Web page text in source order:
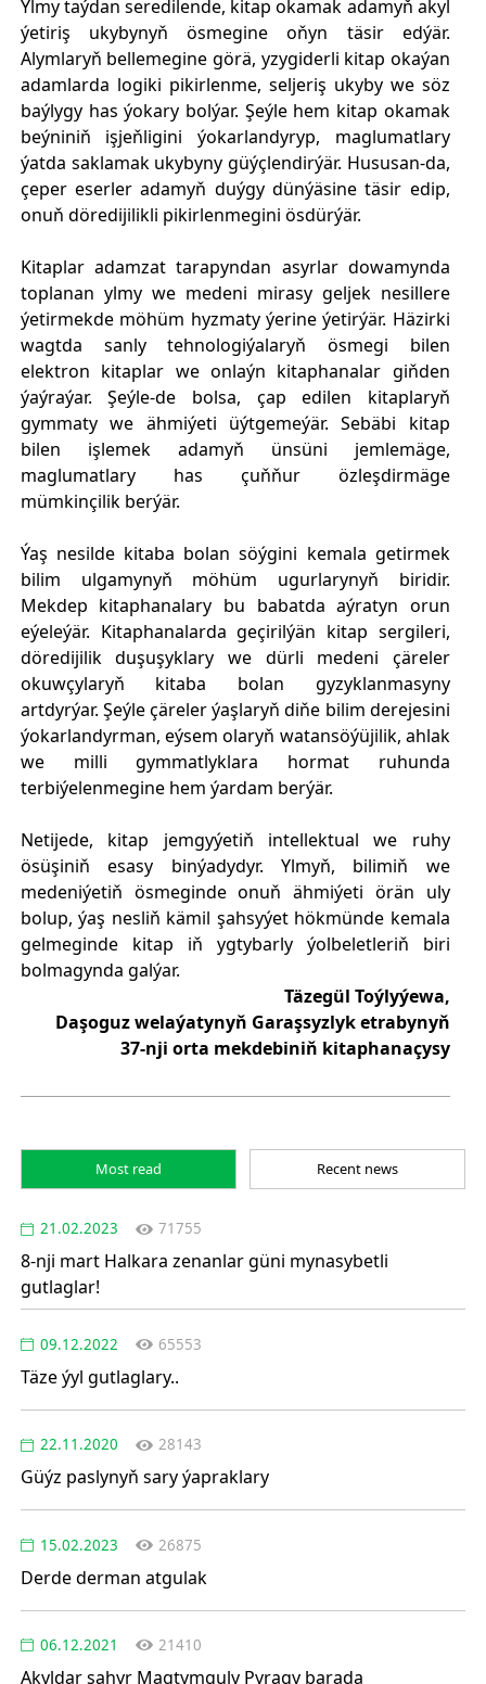
Ylmy taýdan seredilende, kitap okamak adamyň akyl
ýetiriş ukybynyň ösmegine oňyn täsir edýär.
Alymlaryň bellemegine görä, yzygiderli kitap okaýan
adamlarda logiki pikirlenme, seljeriş ukyby we söz
baýlygy has ýokary bolýar. Şeýle hem kitap okamak
beýniniň işjeňligini ýokarlandyryp, maglumatlary
ýatda saklamak ukybyny güýçlendirýär. Hususan-da,
çeper eserler adamyň duýgy dünýäsine täsir edip,
onuň döredijilikli pikirlenmegini ösdürýär.
Kitaplar adamzat tarapyndan asyrlar dowamynda
toplanan ylmy we medeni mirasy geljek nesillere
ýetirmekde möhüm hyzmaty ýerine ýetirýär. Häzirki
wagtda sanly tehnologiýalaryň ösmegi bilen
elektron kitaplar we onlaýn kitaphanalar giňden
ýaýraýar. Şeýle-de bolsa, çap edilen kitaplaryň
gymmaty we ähmiýeti üýtgemeýär. Sebäbi kitap
bilen işlemek adamyň ünsüni jemlemäge,
maglumatlary has çuňňur özleşdirmäge
mümkinçilik berýär.
Ýaş nesilde kitaba bolan söýgini kemala getirmek
bilim ulgamynyň möhüm ugurlarynyň biridir.
Mekdep kitaphanalary bu babatda aýratyn orun
eýeleýär. Kitaphanalarda geçirilýän kitap sergileri,
döredijilik duşuşyklary we dürli medeni çäreler
okuwçylaryň kitaba bolan gyzyklanmasyny
artdyrýar. Şeýle çäreler ýaşlaryň diňe bilim derejesini
ýokarlandyrman, eýsem olaryň watansöýüjilik, ahlak
we milli gymmatlyklara hormat ruhunda
terbiýelenmegine hem ýardam berýär.
Netijede, kitap jemgyýetiň intellektual we ruhy
ösüşiniň esasy binýadydyr. Ylmyň, bilimiň we
medeniýetiň ösmeginde onuň ähmiýeti örän uly
bolup, ýaş nesliň kämil şahsyýet hökmünde kemala
gelmeginde kitap iň ygtybarly ýolbeletleriň biri
bolmagynda galýar.
Täzegül Toýlyýewa,
Daşoguz welaýatynyň Garaşsyzlyk etrabynyň
37-nji orta mekdebiniň kitaphanaçysy
Most read Recent news
21.02.2023 71755
8-nji mart Halkara zenanlar güni mynasybetli
gutlaglar!
09.12.2022 65553
Täze ýyl gutlaglary..
22.11.2020 28143
Güýz paslynyň sary ýapraklary
15.02.2023 26875
Derde derman atgulak
06.12.2021 21410
Akyldar şahyr Magtymguly Pyragy barada